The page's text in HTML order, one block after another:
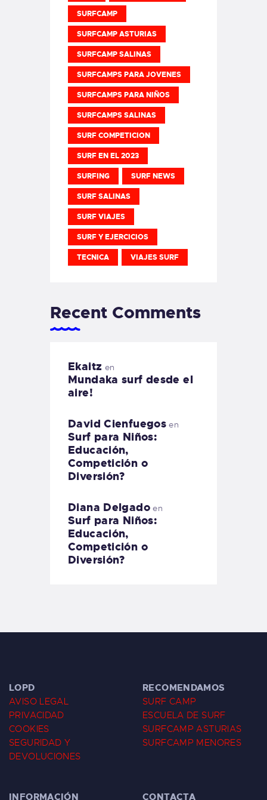
SURFCAMP
SURFCAMP ASTURIAS
SURFCAMP SALINAS
SURFCAMPS PARA JOVENES
SURFCAMPS PARA NIÑOS
SURFCAMPS SALINAS
SURF COMPETICION
SURF EN EL 2023
SURFING SURF NEWS
SURF SALINAS
SURF VIAJES
SURF Y EJERCICIOS
TECNICA VIAJES SURF
Recent Comments
Ekaitz en
Mundaka surf desde el
aire!
David Cienfuegos en
Surf para Niños:
Educación,
Competición o
Diversión?
Diana Delgadoen
Surf para Niños:
Educación,
Competición o
Diversión?
LOPD
AVISO LEGAL
PRIVACIDAD
COOKIES
SEGURIDAD Y
DEVOLUCIONES
RECOMENDAMOS
SURF CAMP
ESCUELA DE SURF
SURFCAMP ASTURIAS
SURFCAMP MENORES
INFORMACIÓN CONTACTA